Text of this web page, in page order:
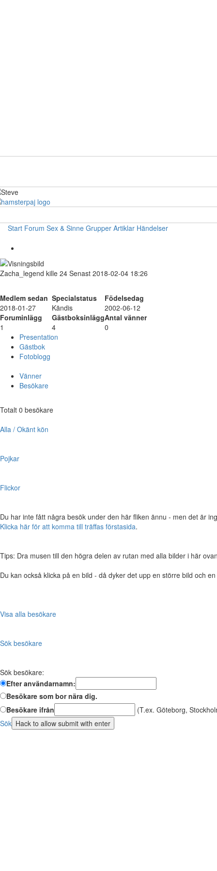
Start Forum Sex & Sinne Grupper Artiklar Händelser
Zacha_legend kille 24 Senast 2018-02-04 18:26
Medlem sedan Specialstatus
Födelsedag
2018-01-27
Kändis
2002-06-12
Foruminlägg
GästboksinläggAntal vänner
1
4
0
Presentation
Gästbok
Fotoblogg
Vänner
Besökare
Totalt 0 besökare
Alla / Okänt kön
Pojkar
Flickor
Du har inte fått några besök under den här fliken ännu - men det är
Klicka här för att komma till träffas förstasida.
Tips: Dra musen till den högra delen av rutan med alla bilder i här
Du kan också klicka på en bild - då dyker det upp en större bild och
Visa alla besökare
Sök besökare
Sök besökare:
Efter användarnamn:
Besökare som bor nära dig.
Besökare ifrån
(T.ex. Göteborg,
Sök